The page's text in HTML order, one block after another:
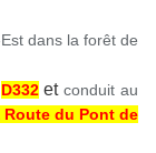
dans la forêt de
D332etconduit au
Route du Pont de